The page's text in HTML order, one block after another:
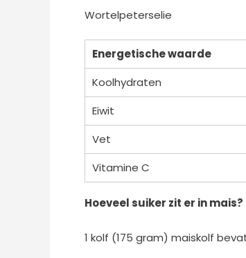
Wortelpeterselie
Energetische waarde
Koolhydraten
Eiwit
Vet
Vitamine C
Hoeveel suiker zit er in mais?
1 kolf (175 gram) maiskolf